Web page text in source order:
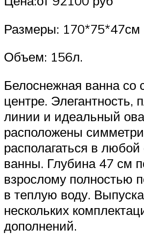
Размеры: 170*75*47см
Объем: 156л.
Белоснежная ванна со
центре. Элегантность,
линии и идеальный
расположены
располагаться в любой
ванны. Глубина 47 см
взрослому полностью
в теплую воду.
нескольких
дополнений.